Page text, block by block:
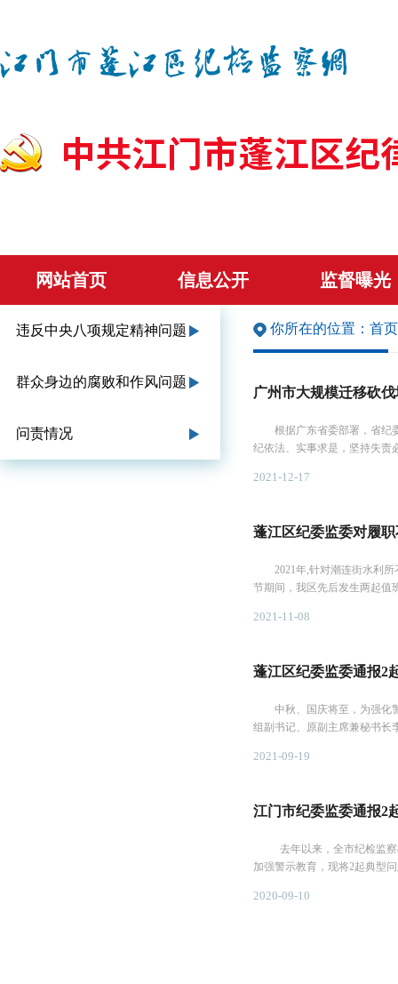
网站首页 信息公开 监督曝光
违反中央八项规定精神问题
群众身边的腐败和作风问题
问责情况
你所在的位置： 首页
广州市大规模迁移砍
根据广东省委部署，省纪委
纪依法、实事求是，坚持失
2021-12-17
蓬江区纪委监委对履
2021年,针对潮连街水利所
节期间，我区先后发生两起值
2021-11-08
蓬江区纪委监委通报2
中秋、国庆将至，为强化
组副书记、原副主席兼秘书长
2021-09-19
江门市纪委监委通报2
去年以来，全市纪检监察机
加强警示教育，现将2起典型
2020-09-10